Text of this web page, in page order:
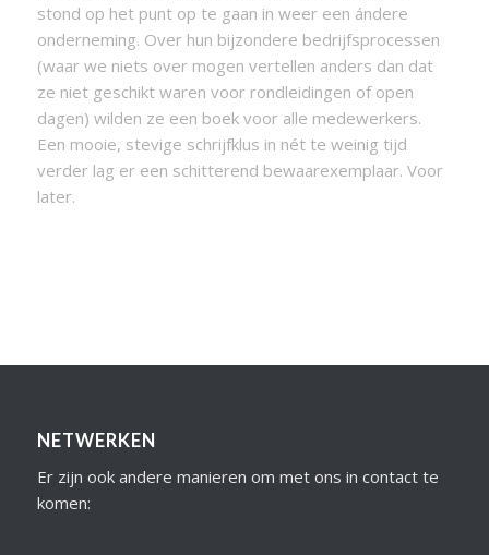
stond op het punt op te gaan in weer een ándere
onderneming. Over hun bijzondere bedrijfsprocessen
(waar we niets over mogen vertellen anders dan dat
ze niet geschikt waren voor rondleidingen of open
dagen) wilden ze een boek voor alle medewerkers.
Een mooie, stevige schrijfklus in nét te weinig tijd
verder lag er een schitterend bewaarexemplaar. Voor
later.
NETWERKEN
Er zijn ook andere manieren om met ons in contact te
komen: